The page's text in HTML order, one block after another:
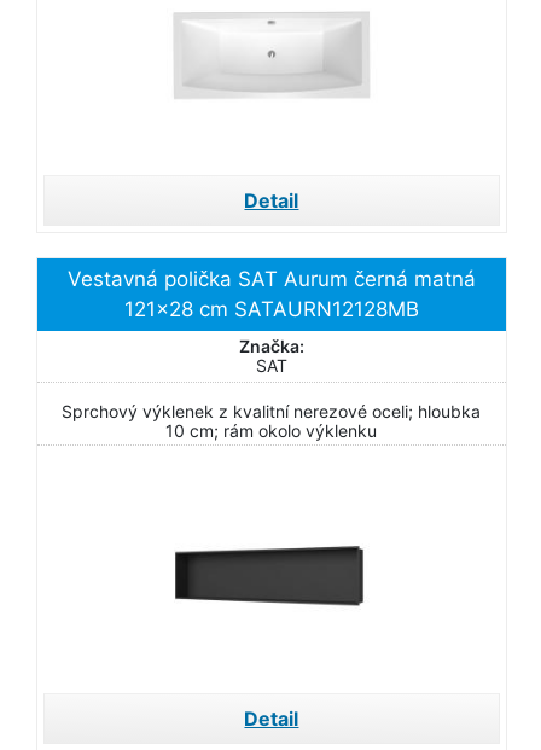
Detail
Vestavná polička SAT Aurum černá matná
121x28 cm SATAURN12128MB
Značka:
SAT
Sprchový výklenek z kvalitní nerezové oceli; hloubka
10 cm; rám okolo výklenku
Detail